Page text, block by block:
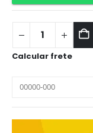
Calcular frete